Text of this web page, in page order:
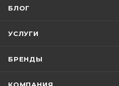
БЛОГ
УСЛУГИ
БРЕНДЫ